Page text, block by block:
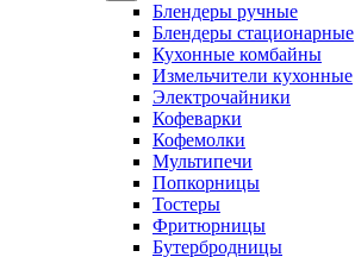
Блендеры ручные
Блендеры стационарные
Кухонные комбайны
Измельчители кухонные
Электрочайники
Кофеварки
Кофемолки
Мультипечи
Попкорницы
Тостеры
Фритюрницы
Бутербродницы